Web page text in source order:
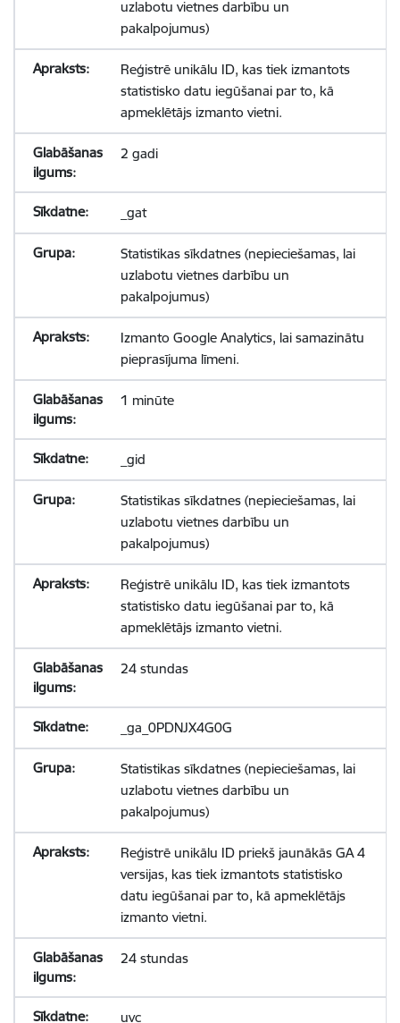
uzlabotu vietnes darbību un
pakalpojumus)
Reģistrē unikālu ID, kas tiek izmantots
statistisko datu iegūšanai par to, kā
apmeklētājs izmanto vietni.
2 gadi
_gat
Statistikas sīkdatnes (nepieciešamas, lai
uzlabotu vietnes darbību un
pakalpojumus)
Izmanto Google Analytics, lai samazinātu
pieprasījuma līmeni.
1 minūte
_gid
Statistikas sīkdatnes (nepieciešamas, lai
uzlabotu vietnes darbību un
pakalpojumus)
Reģistrē unikālu ID, kas tiek izmantots
statistisko datu iegūšanai par to, kā
apmeklētājs izmanto vietni.
24 stundas
_ga_0PDNJX4G0G
Statistikas sīkdatnes (nepieciešamas, lai
uzlabotu vietnes darbību un
pakalpojumus)
Reģistrē unikālu ID priekš jaunākās GA 4
versijas, kas tiek izmantots statistisko
datu iegūšanai par to, kā apmeklētājs
izmanto vietni.
24 stundas
uvc